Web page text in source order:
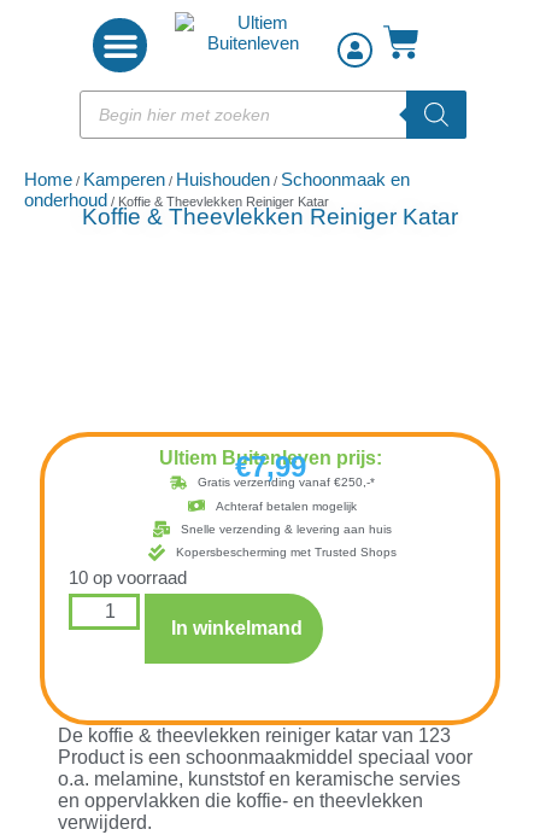
Home / Kamperen / Huishouden / Schoonmaak en
onderhoud / Koffie & Theevlekken Reiniger Katar
Koffie & Theevlekken Reiniger Katar
Ultiem Buitenleven prijs:
€7,99
Gratis verzending vanaf €250,-*
Achteraf betalen mogelijk
Snelle verzending & levering aan huis
Kopersbescherming met Trusted Shops
10 op voorraad
In winkelmand
De koffie & theevlekken reiniger katar van 123
Product is een schoonmaakmiddel speciaal voor
o.a. melamine, kunststof en keramische servies
en oppervlakken die koffie- en theevlekken
verwijderd.